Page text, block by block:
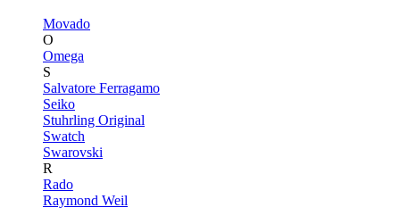
Movado
O
Omega
S
Salvatore Ferragamo
Seiko
Stuhrling Original
Swatch
Swarovski
R
Rado
Raymond Weil